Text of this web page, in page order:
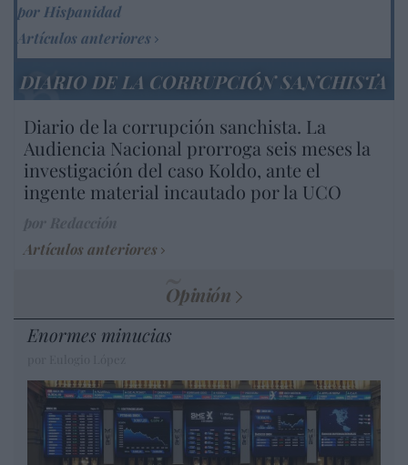
por Hispanidad
Artículos anteriores
DIARIO DE LA CORRUPCIÓN SANCHISTA
Diario de la corrupción sanchista. La
Audiencia Nacional prorroga seis meses la
investigación del caso Koldo, ante el
ingente material incautado por la UCO
Artículos anteriores
Opinión
Enormes minucias